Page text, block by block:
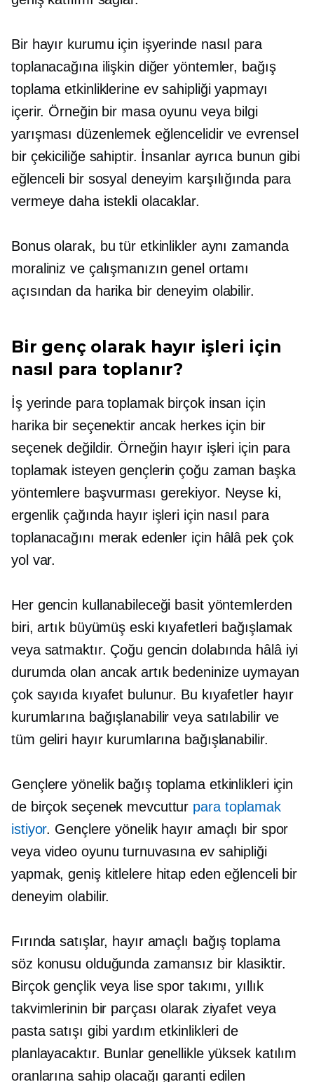
Bir hayır kurumu için işyerinde nasıl para
toplanacağına ilişkin diğer yöntemler, bağış
toplama etkinliklerine ev sahipliği yapmayı
içerir. Örneğin bir masa oyunu veya bilgi
yarışması düzenlemek eğlencelidir ve evrensel
bir çekiciliğe sahiptir. İnsanlar ayrıca bunun gibi
eğlenceli bir sosyal deneyim karşılığında para
vermeye daha istekli olacaklar.
Bonus olarak, bu tür etkinlikler aynı zamanda
moraliniz ve çalışmanızın genel ortamı
açısından da harika bir deneyim olabilir.
Bir genç olarak hayır işleri için
nasıl para toplanır?
İş yerinde para toplamak birçok insan için
harika bir seçenektir ancak herkes için bir
seçenek değildir. Örneğin hayır işleri için para
toplamak isteyen gençlerin çoğu zaman başka
yöntemlere başvurması gerekiyor. Neyse ki,
ergenlik çağında hayır işleri için nasıl para
toplanacağını merak edenler için hâlâ pek çok
yol var.
Her gencin kullanabileceği basit yöntemlerden
biri, artık büyümüş eski kıyafetleri bağışlamak
veya satmaktır. Çoğu gencin dolabında hâlâ iyi
durumda olan ancak artık bedeninize uymayan
çok sayıda kıyafet bulunur. Bu kıyafetler hayır
kurumlarına bağışlanabilir veya satılabilir ve
tüm geliri hayır kurumlarına bağışlanabilir.
Gençlere yönelik bağış toplama etkinlikleri için
de birçok seçenek mevcuttur para toplamak
istiyor. Gençlere yönelik hayır amaçlı bir spor
veya video oyunu turnuvasına ev sahipliği
yapmak, geniş kitlelere hitap eden eğlenceli bir
deneyim olabilir.
Fırında satışlar, hayır amaçlı bağış toplama
söz konusu olduğunda zamansız bir klasiktir.
Birçok gençlik veya lise spor takımı, yıllık
takvimlerinin bir parçası olarak ziyafet veya
pasta satışı gibi yardım etkinlikleri de
planlayacaktır. Bunlar genellikle yüksek katılım
oranlarına sahip olacağı garanti edilen